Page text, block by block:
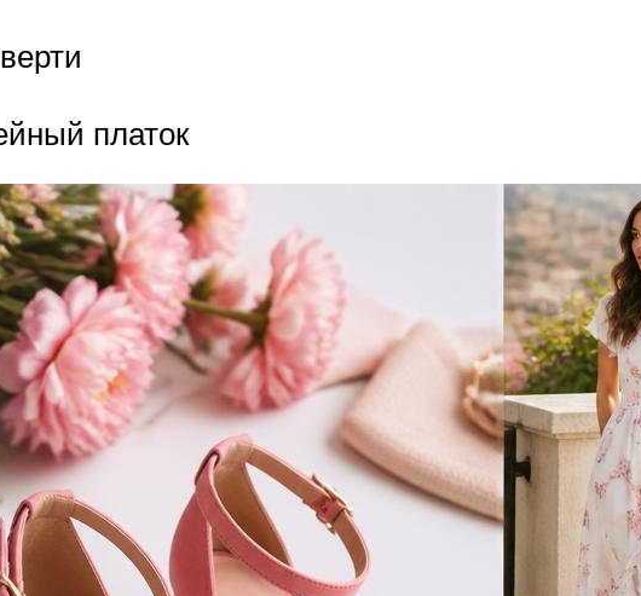
платок